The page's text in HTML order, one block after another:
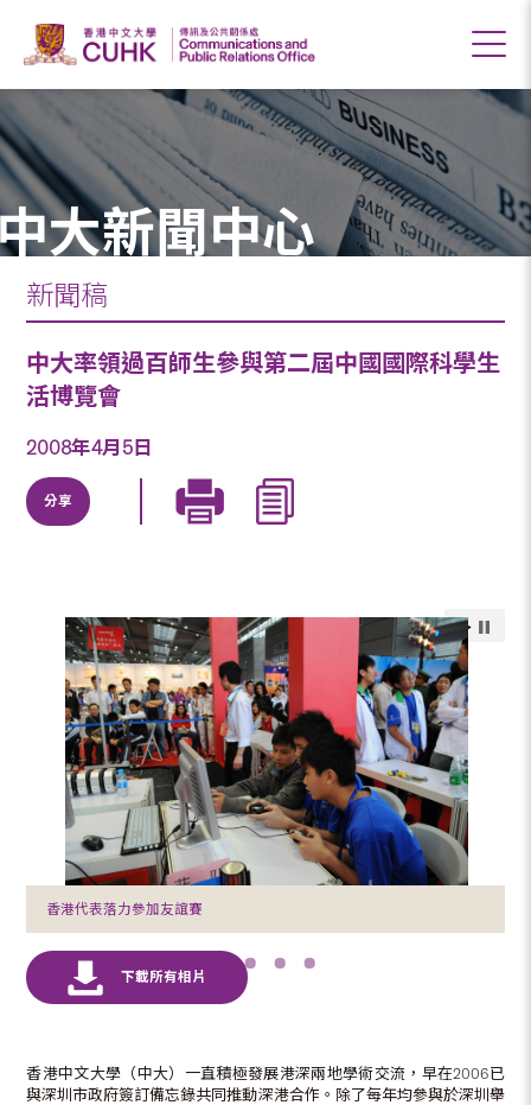
大新聞中心
新聞稿
中大率領過百師生參與第二屆中國國際科學生
活博覽會
2008年4月5日
分享
香港代表落力參加友誼賽
香港中文大學（中大）一直積極發展港深兩地學術交流，早在2006已
與深圳市政府簽訂備忘錄共同推動深港合作。除了每年均參與於深圳舉